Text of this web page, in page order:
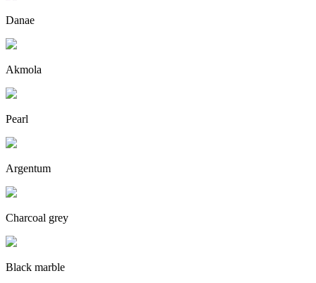
Danae
Akmola
Pearl
Argentum
Charcoal grey
Black marble